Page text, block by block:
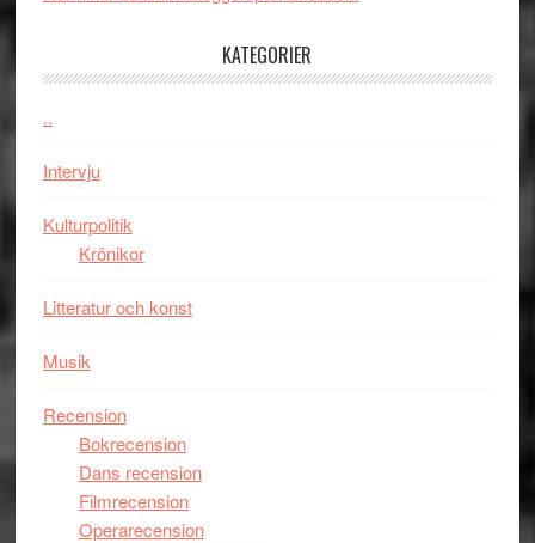
kan
KATEGORIER
..
Intervju
Kulturpolitik
Krönikor
Litteratur och konst
Musik
Recension
Bokrecension
Dans recension
Filmrecension
Operarecension